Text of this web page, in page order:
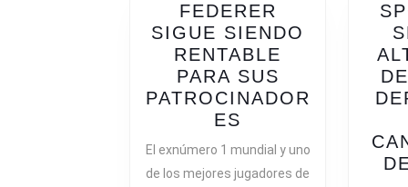
FEDERER
SIGUE SIENDO
RENTABLE
PARA SUS
PATROCINADOR
ES
SIGUE
SIENDO
El exnúmero 1 mundial y uno
de los mejores jugadores de